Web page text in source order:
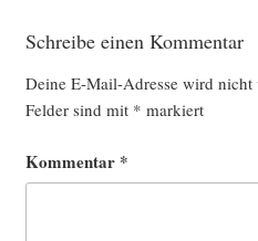
Schreibe einen Kommentar
Deine E-Mail-Adresse wird nicht
Felder sind mit * markiert
Kommentar *